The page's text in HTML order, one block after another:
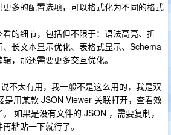
多的配置选项，可以格式化为不同的格式
的细节，包括但不限于：语法高亮、折
长文本显示优化、表格式显示、Schema
，那还需要更多交互优化。
不太有用，我一般不是这么用的，我是双
是用某款 JSON Viewer 关联打开，查看效
如果是没有文件的 JSON ，需要复制，
粘贴一下就行了。